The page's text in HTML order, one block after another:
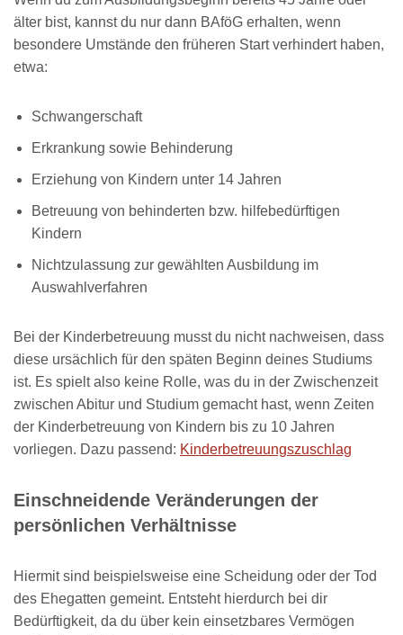
älter bist, kannst du nur dann BAföG erhalten, wenn
besondere Umstände den früheren Start verhindert haben,
etwa:
Schwangerschaft
Erkrankung sowie Behinderung
Erziehung von Kindern unter 14 Jahren
Betreuung von behinderten bzw. hilfebedürftigen
Kindern
Nichtzulassung zur gewählten Ausbildung im
Auswahlverfahren
Bei der Kinderbetreuung musst du nicht nachweisen, dass
diese ursächlich für den späten Beginn deines Studiums
ist. Es spielt also keine Rolle, was du in der Zwischenzeit
zwischen Abitur und Studium gemacht hast, wenn Zeiten
der Kinderbetreuung von Kindern bis zu 10 Jahren
vorliegen. Dazu passend: Kinderbetreuungszuschlag
Einschneidende Veränderungen der
persönlichen Verhältnisse
Hiermit sind beispielsweise eine Scheidung oder der Tod
des Ehegatten gemeint. Entsteht hierdurch bei dir
Bedürftigkeit, da du über kein einsetzbares Vermögen